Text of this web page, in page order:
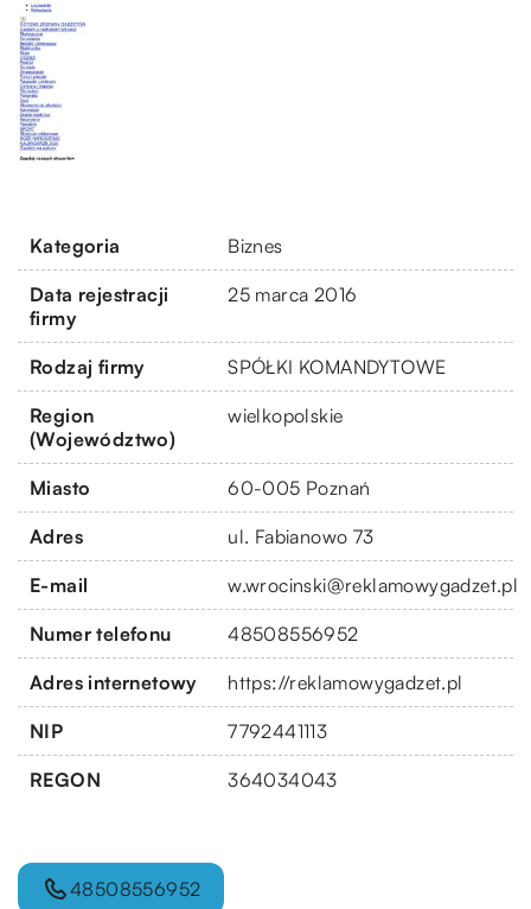
Kategoria Biznes
Data rejestracji
firmy
25 marca 2016
Rodzaj firmy SPÓŁKI KOMANDYTOWE
Region
(Województwo)
wielkopolskie
Miasto 60-005 Poznań
Adres ul. Fabianowo 73
E-mail w.wrocinski@reklamowygadzet.pl
Numer telefonu 48508556952
Adres internetowy https://reklamowygadzet.pl
NIP 7792441113
REGON 364034043
48508556952